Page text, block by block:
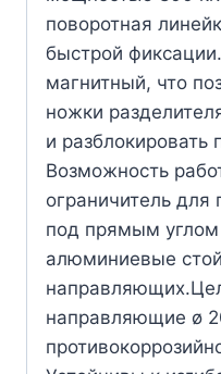
поворотная
быстрой
магнитный, что
ножки
и
Возможность
ограничитель
под прямым углом
алюминиевые
направляющие ø